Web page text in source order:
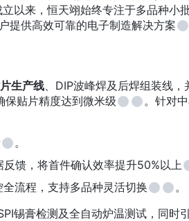
以来，恒天翊始终专注于多品种小
提供高效可靠的电子制造解决方案
生产线 、DIP波峰焊及后焊组装线
保贴片精度达到微米级
。针对
。
馈，将首件确认效率提升50%以上
流程，支持多品种灵活切换
。
锡膏检测及全自动炉温测试，同时